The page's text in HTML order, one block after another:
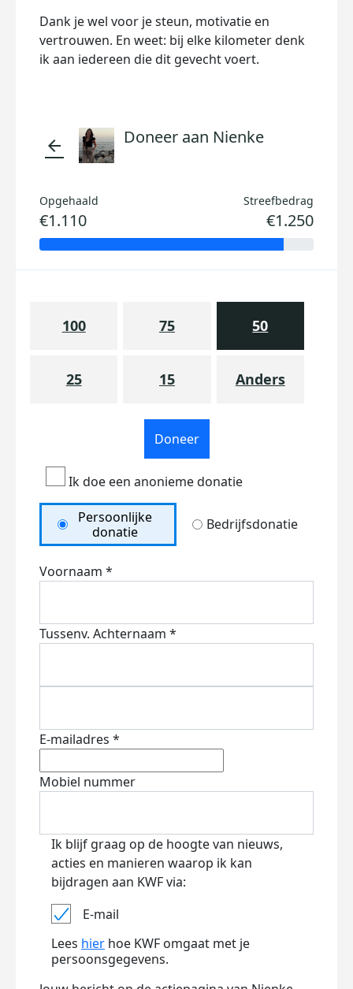
Dank je wel voor je steun, motivatie en
vertrouwen. En weet: bij elke kilometer denk
ik aan iedereen die dit gevecht voert.
arrow_back Doneer aan Nienke
Opgehaald
€1.110
Streefbedrag
€1.250
100 75 50
25 15 Anders
Doneer
Ik doe een anonieme donatie
Persoonlijke
donatie
Bedrijfsdonatie
Voornaam *
Tussenv. Achternaam *
E-mailadres *
Mobiel nummer
Ik blijf graag op de hoogte van nieuws,
acties en manieren waarop ik kan
bijdragen aan KWF via:
E-mail
Lees hier hoe KWF omgaat met je
persoonsgegevens.